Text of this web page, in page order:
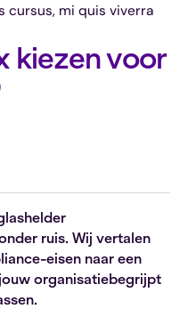
cursus, mi quis viverra
kiezen voor
ruis. Wij vertalen
eisen naar een
organisatiebegrijpt